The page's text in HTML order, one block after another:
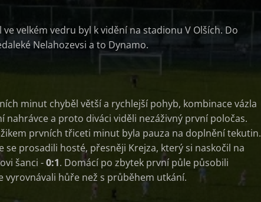
velkém vedru byl k vidění na stadionu V Olších. Do
Nelahozevsi a to Dynamo.
minut chyběl větší a rychlejší pohyb, kombinace vázla
nahrávce a proto diváci viděli nezáživný první poločas.
prvních třiceti minut byla pauza na doplnění tekutin.
se prosadili hosté, přesněji Krejza, který si naskočil na
šanci -0:1. Domácí po zbytek první půle působili
vyrovnávali hůře než s průběhem utkání.